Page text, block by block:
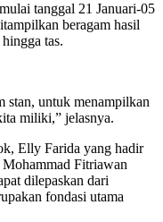
tanggal 21 Januari-05
beragam hasil
tas.
stan, untuk menampilkan
miliki,” jelasnya.
Elly Farida yang hadir
Fitriawan
dilepaskan dari
fondasi utama